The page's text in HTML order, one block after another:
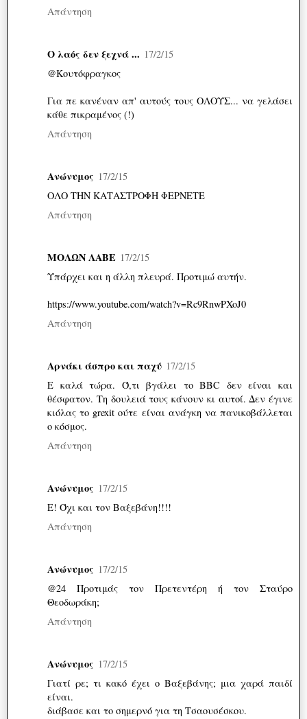
Απάντηση
Ο λαός δεν ξεχνά ... 17/2/15
@Κουτόφραγκος
Για πε κανέναν απ' αυτούς τους ΟΛΟΥΣ... να γελάσει
κάθε πικραμένος (!)
Απάντηση
Ανώνυμος 17/2/15
ΟΛΟ ΤΗΝ ΚΑΤΑΣΤΡΟΦΗ ΦΕΡΝΕΤΕ
Απάντηση
ΜΟΛΩΝ ΛΑΒΕ 17/2/15
Υπάρχει και η άλλη πλευρά. Προτιμώ αυτήν.
https://www.youtube.com/watch?v=Rc9RnwPXoJ0
Απάντηση
Αρνάκι άσπρο και παχύ 17/2/15
Ε καλά τώρα. Ό,τι βγάλει το BBC δεν είναι και
θέσφατον. Τη δουλειά τους κάνουν κι αυτοί. Δεν έγινε
κιόλας το grexit ούτε είναι ανάγκη να πανικοβάλλεται
ο κόσμος.
Απάντηση
Ανώνυμος 17/2/15
E! Όχι και τον Βαξεβάνη!!!!
Απάντηση
Ανώνυμος 17/2/15
@24 Προτιμάς τον Πρετεντέρη ή τον Σταύρο
Θεοδωράκη;
Απάντηση
Ανώνυμος 17/2/15
Γιατί ρε; τι κακό έχει ο Βαξεβάνης; μια χαρά παιδί
είναι.
διάβασε και το σημερνό για τη Τσαουσέσκου.